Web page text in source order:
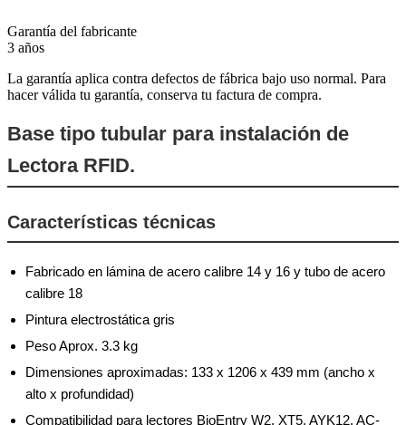
Garantía del fabricante
3 años
La garantía aplica contra defectos de fábrica bajo uso normal. Para
hacer válida tu garantía, conserva tu factura de compra.
Base tipo tubular para instalación de
Lectora RFID.
Características técnicas
Fabricado en lámina de acero calibre 14 y 16 y tubo de acero
calibre 18
Pintura electrostática gris
Peso Aprox. 3.3 kg
Dimensiones aproximadas: 133 x 1206 x 439 mm (ancho x
alto x profundidad)
Compatibilidad para lectores BioEntry W2, XT5, AYK12, AC-